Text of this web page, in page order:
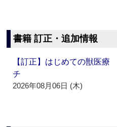
書籍 訂正・追加情報
【訂正】はじめての獣医
チ
2026年08月06日 (木)